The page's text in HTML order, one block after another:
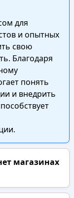
для
и опытных
свою
Благодаря
понять
и внедрить
магазинах